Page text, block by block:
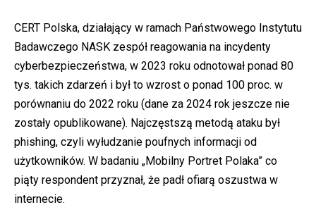
CERT Polska, działający w ramach Państwowego Instytutu
Badawczego NASK zespół reagowania na incydenty
cyberbezpieczeństwa, w 2023 roku odnotował ponad 80
tys. takich zdarzeń i był to wzrost o ponad 100 proc. w
porównaniu do 2022 roku (dane za 2024 rok jeszcze nie
zostały opublikowane). Najczęstszą metodą ataku był
phishing, czyli wyłudzanie poufnych informacji od
użytkowników. W badaniu „Mobilny Portret Polaka” co
piąty respondent przyznał, że padł ofiarą oszustwa w
internecie.